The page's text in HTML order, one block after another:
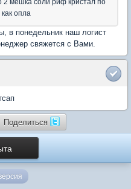
2 мешка соли риф кристал по
опла
в понедельник наш логист
свяжется с Вами.
Поделиться